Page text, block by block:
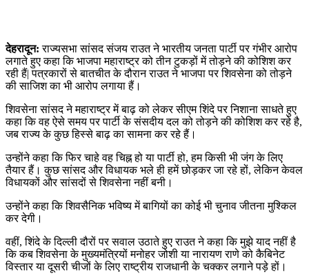
देहरादून: राज्यसभा सांसद संजय राउत ने भारतीय जनता पार्टी पर गंभीर आरोप
लगाते हुए कहा कि भाजपा महाराष्ट्र को तीन टुकड़ों में तोड़ने की कोशिश कर
रही हैं| पत्रकारों से बातचीत के दौरान राउत ने भाजपा पर शिवसेना को तोड़ने
की साजिश का भी आरोप लगाया हैं।
शिवसेना सांसद ने महाराष्ट्र में बाढ़ को लेकर सीएम शिंदे पर निशाना साधते हुए
कहा कि वह ऐसे समय पर पार्टी के संसदीय दल को तोड़ने की कोशिश कर रहे है,
जब राज्य के कुछ हिस्से बाढ़ का सामना कर रहे हैं।
उन्होंने कहा कि फिर चाहे वह चिह्न हो या पार्टी हो, हम किसी भी जंग के लिए
तैयार हैं। कुछ सांसद और विधायक भले ही हमें छोड़कर जा रहे हों, लेकिन केवल
विधायकों और सांसदों से शिवसेना नहीं बनी।
उन्होंने कहा कि शिवसैनिक भविष्य में बागियों का कोई भी चुनाव जीतना मुश्किल
कर देगी।
वहीं, शिंदे के दिल्ली दौरों पर सवाल उठाते हुए राउत ने कहा कि मुझे याद नहीं है
कि कब शिवसेना के मुख्यमंत्रियों मनोहर जोशी या नारायण राणे को कैबिनेट
विस्तार या दूसरी चीजों के लिए राष्ट्रीय राजधानी के चक्कर लगाने पड़े हों।